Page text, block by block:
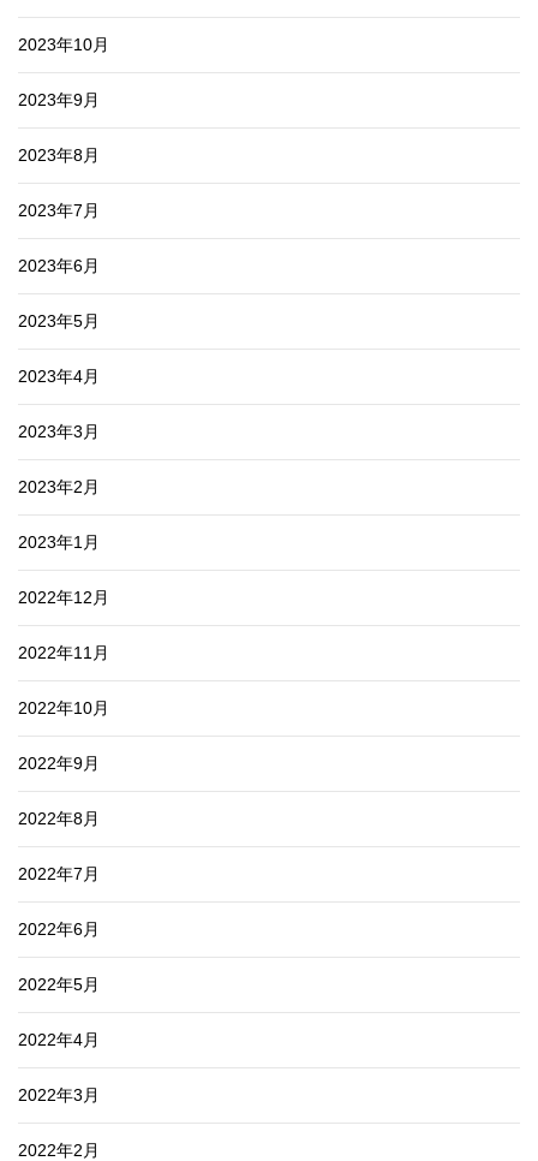
2023年10月
2023年9月
2023年8月
2023年7月
2023年6月
2023年5月
2023年4月
2023年3月
2023年2月
2023年1月
2022年12月
2022年11月
2022年10月
2022年9月
2022年8月
2022年7月
2022年6月
2022年5月
2022年4月
2022年3月
2022年2月